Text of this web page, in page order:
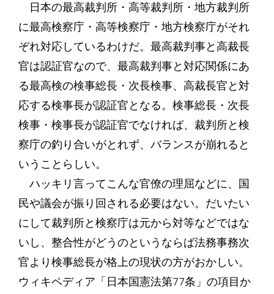
日本の最高裁判所・高等裁判所・地方裁判所
に最高検察庁・高等検察庁・地方検察庁がそれ
ぞれ対応しているわけだ。最高裁判事と高裁長
官は認証官なので、最高裁判事と対応関係にあ
る最高検の検事総長・次長検事、高裁長官と対
応する検事長が認証官となる。検事総長・次長
検事・検事長が認証官でなければ、裁判所と検
察庁の釣り合いがとれず、バランスが崩れると
いうことらしい。
ハッキリ言ってこんな官僚の理屈などに、国
民や議会が振り回される必要はない。だいたい
にして裁判所と検察庁は元から対等などではな
いし、整合性がどうのというならば法務事務次
官より検事総長が格上の現状の方がおかしい。
ウィキペディア「日本国憲法第77条」の項目か